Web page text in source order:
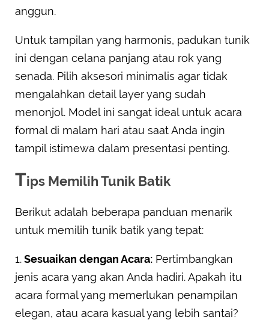
anggun.
Untuk tampilan yang harmonis, padukan tunik
ini dengan celana panjang atau rok yang
senada. Pilih aksesori minimalis agar tidak
mengalahkan detail layer yang sudah
menonjol. Model ini sangat ideal untuk acara
formal di malam hari atau saat Anda ingin
tampil istimewa dalam presentasi penting.
Tips Memilih Tunik Batik
Berikut adalah beberapa panduan menarik
untuk memilih tunik batik yang tepat:
1.Sesuaikan dengan Acara: Pertimbangkan
jenis acara yang akan Anda hadiri. Apakah itu
acara formal yang memerlukan penampilan
elegan, atau acara kasual yang lebih santai?